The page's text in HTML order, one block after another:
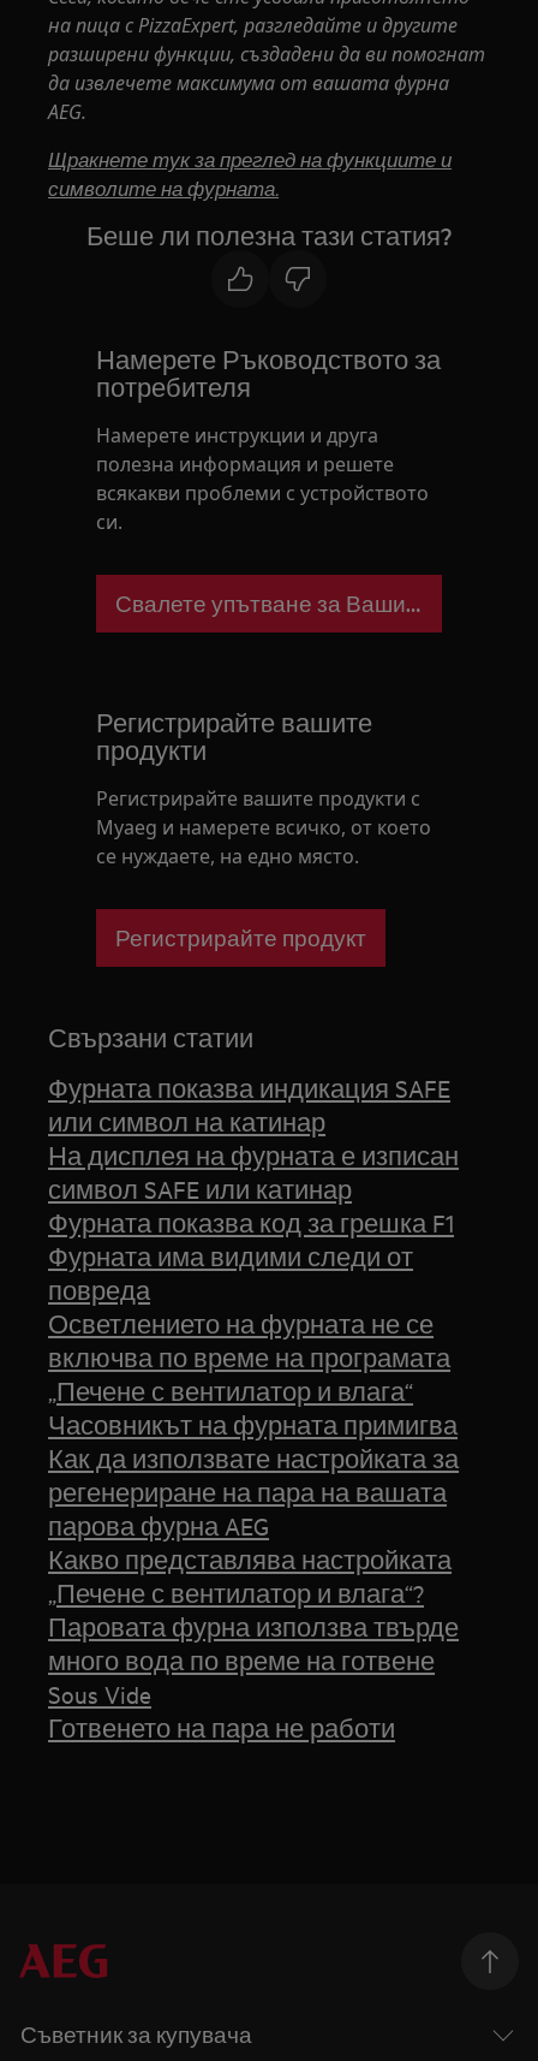
на пица с PizzaExpert, разгледайте и другите
разширени функции, създадени да ви помогнат
да извлечете максимума от вашата фурна
AEG.
Щракнете тук за преглед на функциите и
символите на фурната.
Беше ли полезна тази статия?
Намерете Ръководството за
потребителя
Намерете инструкции и друга
полезна информация и решете
всякакви проблеми с устройството
си.
Свалете упътване за Вашия уред
Регистрирайте вашите
продукти
Регистрирайте вашите продукти с
Myaeg и намерете всичко, от което
се нуждаете, на едно място.
Регистрирайте продукт
Свързани статии
Фурната показва индикация SAFE
или символ на катинар
На дисплея на фурната е изписан
символ SAFE или катинар
Фурната показва код за грешка F1
Фурната има видими следи от
повреда
Осветлението на фурната не се
включва по време на програмата
„Печене с вентилатор и влага“
Часовникът на фурната примигва
Как да използвате настройката за
регенериране на пара на вашата
парова фурна AEG
Какво представлява настройката
„Печене с вентилатор и влага“?
Паровата фурна използва твърде
много вода по време на готвене
Sous Vide
Готвенето на пара не работи
Съветник за купувача